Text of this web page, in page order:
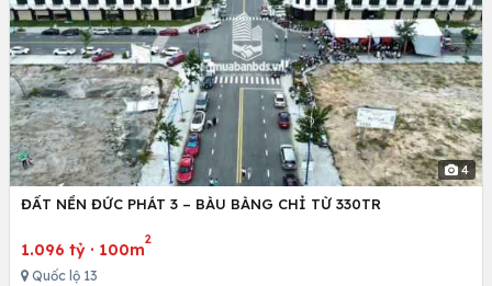
4
ĐẤT NỀN ĐỨC PHÁT 3 – BÀU BÀNG CHỈ TỪ 330TR
1.096 tỷ · 100m
2
Quốc lộ 13